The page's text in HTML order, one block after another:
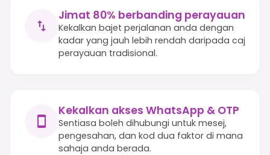
Jimat 80% berbanding perayauan
Kekalkan bajet perjalanan anda dengan
kadar yang jauh lebih rendah daripada caj
perayauan tradisional.
Kekalkan akses WhatsApp & OTP
Sentiasa boleh dihubungi untuk mesej,
pengesahan, dan kod dua faktor di mana
sahaja anda berada.